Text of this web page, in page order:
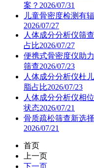
案？ 2026/07/31
儿童骨密度检测有
2026/07/27
人体成分分析仪筛
占比2026/07/27
便携式骨密度仪助
筛查2026/07/23
人体成分分析仪杜
脂占比2026/07/23
人体成分分析仪相
状态2026/07/21
骨质疏松筛查新选
2026/07/21
首页
上一页
下一页